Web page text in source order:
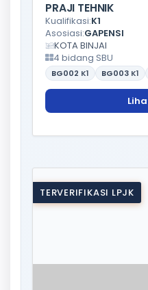
PRAJI TEHNIK
Kualifikasi:K1
Asosiasi:GAPENSI
KOTA BINJAI
4 bidang SBU
BG002 K1 BG003 K1
TERVERIFIKASI LPJK